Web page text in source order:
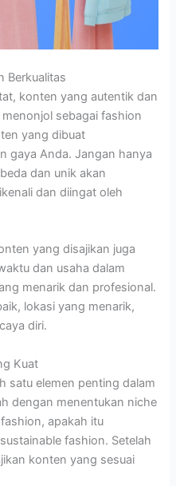
Berkualitas
konten yang autentik dan
sebagai fashion
yang dibuat
gaya Anda. Jangan hanya
dan unik akan
dan diingat oleh
yang disajikan juga
dan usaha dalam
menarik dan profesional.
lokasi yang menarik,
diri.
Kuat
satu elemen penting dalam
dengan menentukan niche
apakah itu
fashion. Setelah
konten yang sesuai